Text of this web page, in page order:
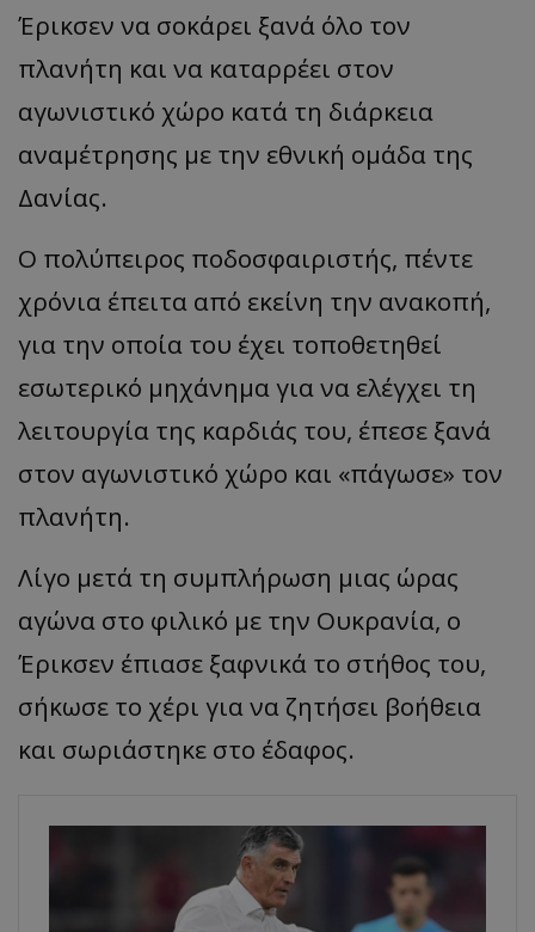
Έρικσεν να σοκάρει ξανά όλο τον
πλανήτη και να καταρρέει στον
αγωνιστικό χώρο κατά τη διάρκεια
αναμέτρησης με την εθνική ομάδα της
Δανίας.
Ο πολύπειρος ποδοσφαιριστής, πέντε
χρόνια έπειτα από εκείνη την ανακοπή,
για την οποία του έχει τοποθετηθεί
εσωτερικό μηχάνημα για να ελέγχει τη
λειτουργία της καρδιάς του, έπεσε ξανά
στον αγωνιστικό χώρο και «πάγωσε» τον
πλανήτη.
Λίγο μετά τη συμπλήρωση μιας ώρας
αγώνα στο φιλικό με την Ουκρανία, ο
Έρικσεν έπιασε ξαφνικά το στήθος του,
σήκωσε το χέρι για να ζητήσει βοήθεια
και σωριάστηκε στο έδαφος.